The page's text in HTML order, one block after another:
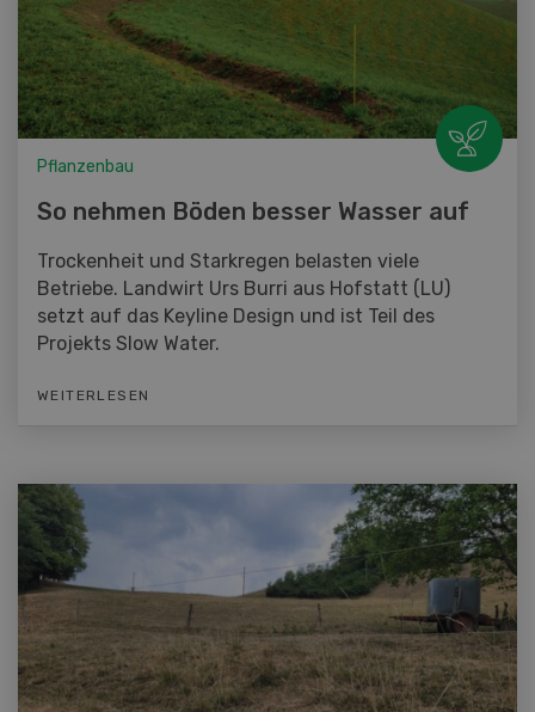
Pflanzenbau
So nehmen Böden besser Wasser auf
Trockenheit und Starkregen belasten viele
Betriebe. Landwirt Urs Burri aus Hofstatt (LU)
setzt auf das Keyline Design und ist Teil des
Projekts Slow Water.
WEITERLESEN